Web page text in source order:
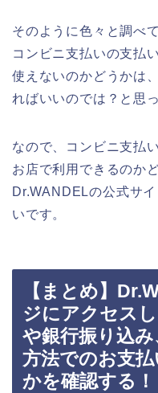
そのように色々と調べ
コンビニ支払いの支払
使えないのかどうかは
ればいいのでは？と思
なので、コンビニ支払
お店で利用できるのか
Dr.WANDELの公式サ
いです。
【まとめ】
ジにアクセス
や銀行振り込
方法でのお支
かを確認する！